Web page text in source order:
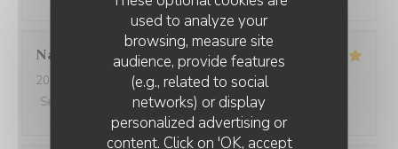
used to analyze your
browsing, measure site
audience, provide features
(e.g., related to social
networks) or display
personalized advertising or
content. Click on 'OK, accept
Nathalie
2025-10-20
- 12:00 - Guests 3
Service
Ambiance:5/5 Food : 5/5 Value